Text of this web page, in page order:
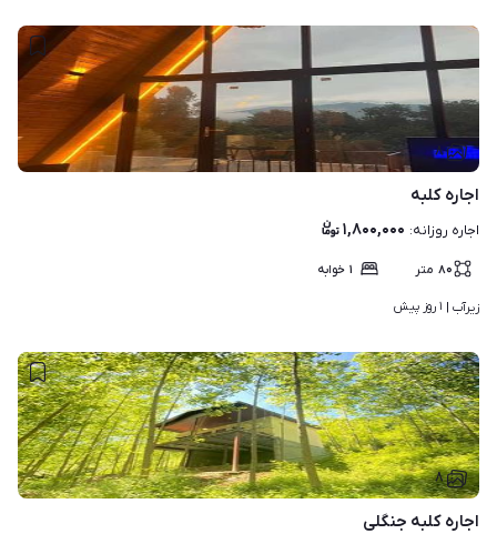
۸
اجاره کلبه
اجاره روزانه: ۱,۸۰۰,۰۰۰
۸۰ متر ۱ خوابه
زیرآب | ۱ روز پیش
۸
اجاره کلبه جنگلی